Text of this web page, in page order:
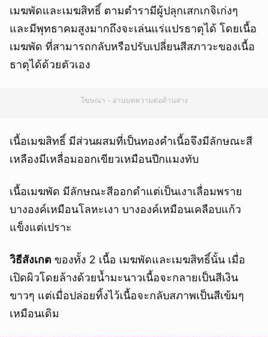
เมฆพัดและเมฆสิทธิ์ ตามตำรามีผู้ปลุกเสกเกจิเก่งๆ
และมีพุทธาคมสูงมากถึงจะเล่นแร่แปรธาตุได้ โดยเนื้อ
เมฆพัด ที่สามารถกลับหรือปรับเปลี่ยนสีสภาวะของเนื้อ
ธาตุได้ด้วยตัวเอง
โฆษณา - อ่านบทความต่อด้านล่าง
เนื้อเมฆสิทธิ์ มีส่วนผสมที่เป็นทองคำเนื้อจึงมีลักษณะสี
เหลืองมีเหลื่อมออกเขียวเหมือนปีกแมงทับ
เนื้อเมฆพัด มีลักษณะสีออกดำแต่เป็นเงาเลื่อมพราย
บางองค์เหมือนโลหะเงา บางองค์เหมือนเคลือบแก้ว
แข็งแต่เปราะ
วิธีสังเกต ของทั้ง 2 เนื้อ เมฆพัดและเมฆสิทธิ์นั้น เมื่อ
เปิดผิวโดยล้างด้วยน้ำมะนาวเนื้อจะกลายเป็นสีเงิน
ขาวๆ แต่เมื่อปล่อยทิ้งไว้เนื้อจะกลับสภาพเป็นสีเข้มๆ
เหมือนเดิม